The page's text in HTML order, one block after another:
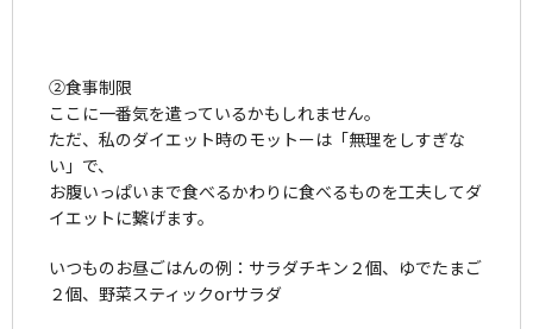
②食事制限
ここに一番気を遣っているかもしれません。
ただ、私のダイエット時のモットーは「無理をしすぎな
い」で、
お腹いっぱいまで食べるかわりに食べるものを工夫してダ
イエットに繋げます。
いつものお昼ごはんの例：サラダチキン２個、ゆでたまご
２個、野菜スティックorサラダ